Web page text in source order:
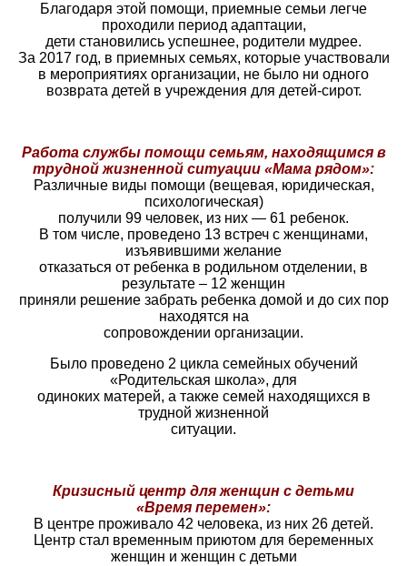
Благодаря этой помощи, приемные семьи легче
проходили период адаптации,
дети становились успешнее, родители мудрее.
За 2017 год, в приемных семьях, которые участвовали
в мероприятиях организации, не было ни одного
возврата детей в учреждения для детей-сирот.
Работа службы помощи семьям, находящимся в
трудной жизненной ситуации «Мама рядом»:
Различные виды помощи (вещевая, юридическая,
психологическая)
получили 99 человек, из них — 61 ребенок.
В том числе, проведено 13 встреч с женщинами,
изъявившими желание
отказаться от ребенка в родильном отделении, в
результате – 12 женщин
приняли решение забрать ребенка домой и до сих пор
находятся на
сопровождении организации.
Было проведено 2 цикла семейных обучений
«Родительская школа», для
одиноких матерей, а также семей находящихся в
трудной жизненной
ситуации.
Кризисный центр для женщин с детьми
«Время перемен»:
В центре проживало 42 человека, из них 26 детей.
Центр стал временным приютом для беременных
женщин и женщин с детьми